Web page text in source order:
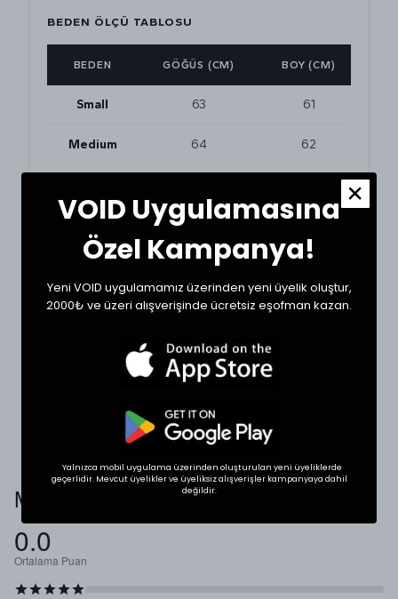
BEDEN ÖLÇÜ TABLOSU
BEDEN GÖĞÜS (CM) BOY (CM)
Small 63 61
Medium 64 62
BEDEN VE UYUMLULUK
Tekstil ürünlerinde beden seçimi modellere göre
dolabınızdaki favori bir ürününüzün ölçülerini alıp
karşılaştırabilirsiniz.
* Ölçülerde ±1 cm farklılık olabilir.
Müşteri Yorumları
0.0
Ortalama Puan
VOID Uygulamasına
Özel Kampanya!
Yeni VOID uygulamamız üzerinden yeni üyelik oluştur,
2000₺ ve üzeri alışverişinde ücretsiz eşofman kazan.
Yalnızca mobil uygulama üzerinden oluşturulan yeni üyeliklerde
geçerlidir. Mevcut üyelikler ve üyeliksiz alışverişler kampanyaya dahil
değildir.